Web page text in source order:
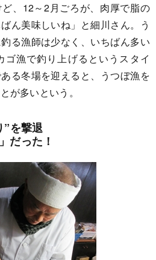
ど、12～2月ごろが、肉厚で脂の
ん美味しいね」と細川さん。う
る漁師は少なく、いちばん多い
漁で釣り上げるというスタイ
る冬場を迎えると、うつぼ漁を
が多いという。
”を撃退
だった！